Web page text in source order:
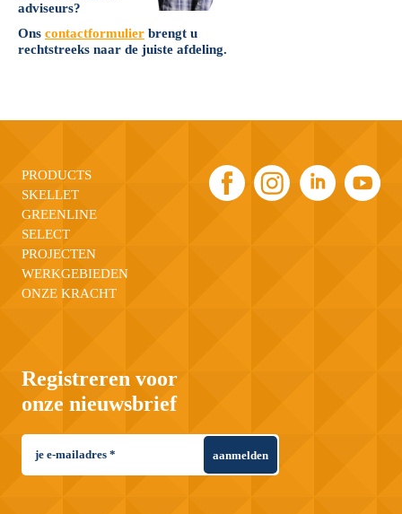
adviseurs?
Ons contactformulier brengt u
rechtstreeks naar de juiste afdeling.
PRODUCTS
SKELLET
GREENLINE
SELECT
PROJECTEN
WERKGEBIEDEN
ONZE KRACHT
Registreren voor
onze nieuwsbrief
aanmelden